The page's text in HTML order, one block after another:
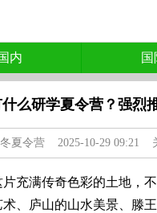
内 国
么研学夏令营？强烈
夏令营2025-10-29 09:21
充满传奇色彩的土地，
、庐山的山水美景、滕